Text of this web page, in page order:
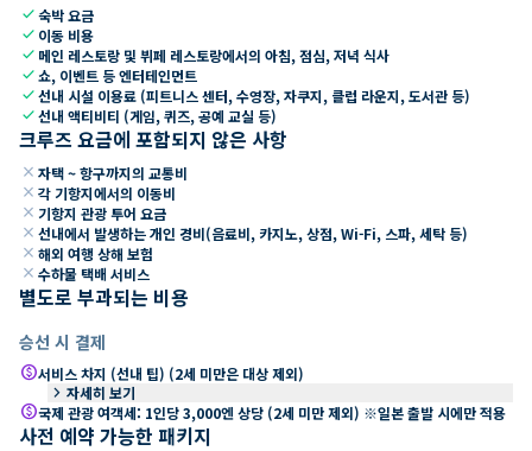
check숙박 요금
check 이동 비용
check 메인 레스토랑 및 뷔페 레스토랑에서의 아침, 점심, 저녁 식사
check쇼, 이벤트 등 엔터테인먼트
check선내 시설 이용료 (피트니스 센터, 수영장, 자쿠지, 클럽 라운지, 도서관 등)
check선내 액티비티 (게임, 퀴즈, 공예 교실 등)
크루즈 요금에 포함되지 않은 사항
close 자택 ~ 항구까지의 교통비
close 각 기항지에서의 이동비
close 기항지 관광 투어 요금
close 선내에서 발생하는 개인 경비(음료비, 카지노, 상점, Wi-Fi, 스파, 세탁 등)
close 해외 여행 상해 보험
close 수하물 택배 서비스
별도로 부과되는 비용
승선 시 결제
paid서비스 차지 (선내 팁) (2세 미만은 대상 제외)
keyboard_arrow_right 자세히 보기
paid국제 관광 여객세: 1인당 3,000엔 상당 (2세 미만 제외) ※일본 출발 시에만 적용
사전 예약 가능한 패키지